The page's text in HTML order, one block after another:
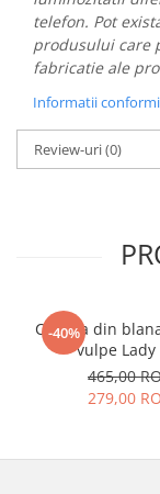
telefon. Pot
produsului care
fabricatie ale
Informatii
Review-uri(0)
-40%
Caciula din
vulpe Lady
(NEGRU+GRI/
marime
465,00
279,00